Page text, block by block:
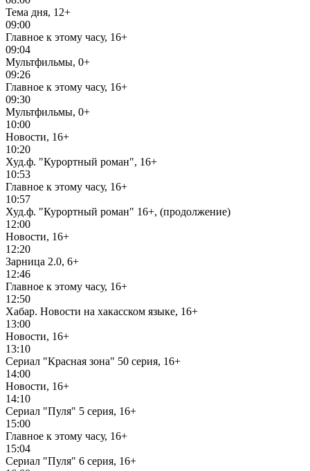
Тема дня, 12+
09:00
Главное к этому часу, 16+
09:04
Мультфильмы, 0+
09:26
Главное к этому часу, 16+
09:30
Мультфильмы, 0+
10:00
Новости, 16+
10:20
Худ.ф. "Курортный роман", 16+
10:53
Главное к этому часу, 16+
10:57
Худ.ф. "Курортный роман" 16+, (продолжение)
12:00
Новости, 16+
12:20
Зарница 2.0, 6+
12:46
Главное к этому часу, 16+
12:50
Хабар. Новости на хакасском языке, 16+
13:00
Новости, 16+
13:10
Сериал "Красная зона" 50 серия, 16+
14:00
Новости, 16+
14:10
Сериал "Пуля" 5 серия, 16+
15:00
Главное к этому часу, 16+
15:04
Сериал "Пуля" 6 серия, 16+